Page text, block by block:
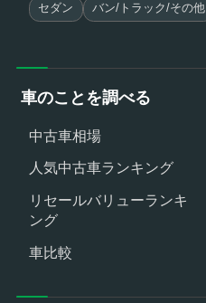
セダン バン/トラック/その他
車のことを調べる
中古車相場
人気中古車ランキング
リセールバリューランキ
ング
車比較